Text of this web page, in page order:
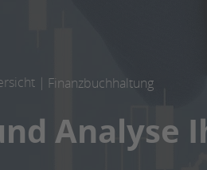
| Finanzbuchhaltung
Analyse